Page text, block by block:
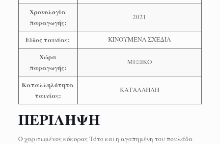
Χρονολογία
παραγωγής:
2021
Είδος ταινίας: ΚΙΝΟΥΜΕΝΑ ΣΧΕΔΙΑ
Χώρα
παραγωγής:
ΜΕΞΙΚΟ
Καταλληλότητα
ταινίας:
ΚΑΤΑΛΛΗΛΗ
ΠΕΡΙΛΗΨΗ
Ο χαριτωμένος κόκορας Τότο και η αγαπημένη του πουλάδα